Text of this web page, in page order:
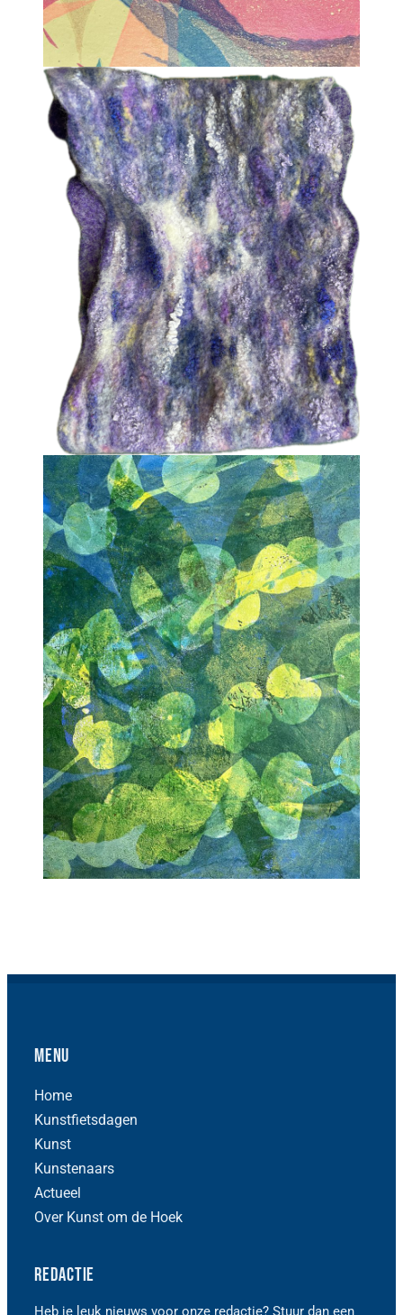
Menu
Home
Kunstfietsdagen
Kunst
Kunstenaars
Actueel
Over Kunst om de Hoek
Redactie
Heb je leuk nieuws voor onze redactie? Stuur dan een